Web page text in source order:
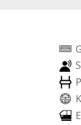
G
S
P
K
E